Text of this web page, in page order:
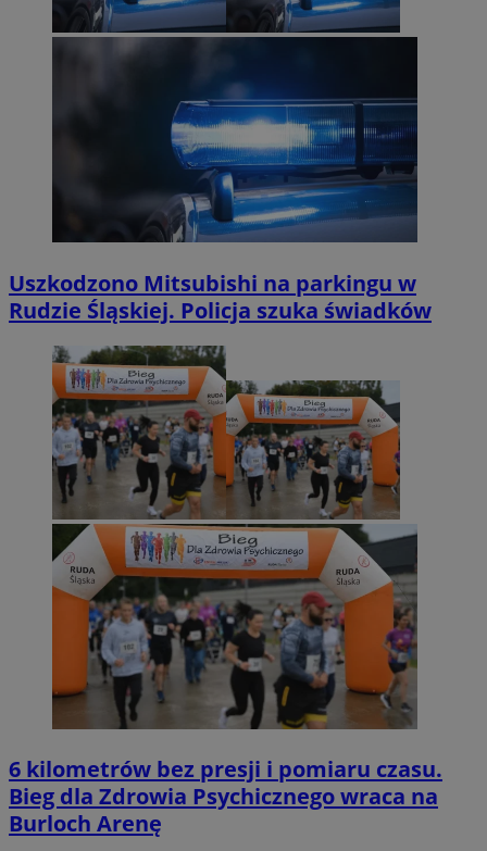
Uszkodzono Mitsubishi na parkingu w
Rudzie Śląskiej. Policja szuka świadków
6 kilometrów bez presji i pomiaru czasu.
Bieg dla Zdrowia Psychicznego wraca na
Burloch Arenę